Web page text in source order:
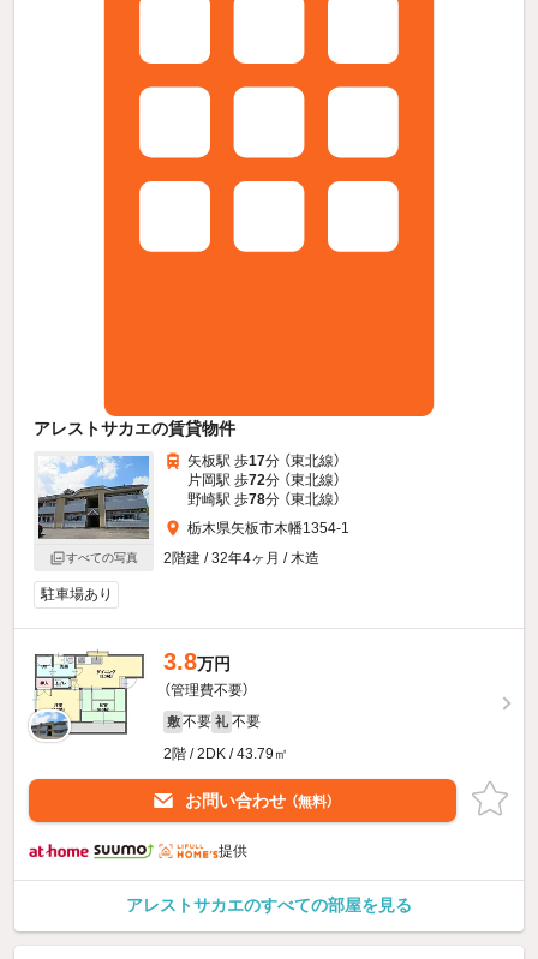
アレストサカエの賃貸物件
すべての写真
矢板駅 歩17分 （東北線）
片岡駅 歩72分 （東北線）
野崎駅 歩78分 （東北線）
栃木県矢板市木幡1354-1
2階建 / 32年4ヶ月 / 木造
駐車場あり
3.8万円
（管理費不要）
敷 不要 礼 不要
2階 / 2DK / 43.79㎡
お問い合わせ （無料）
提供
アレストサカエのすべての部屋を見る